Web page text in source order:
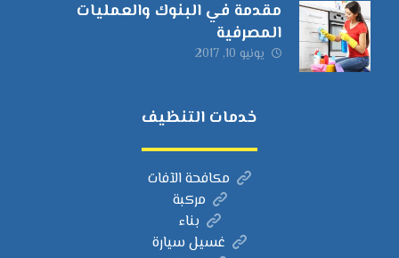
مقدمة في البنوك والعمليات
المصرفية
يونيو 10, 2017
خدمات التنظيف
مكافحة الآفات
مركبة
بناء
غسيل سيارة